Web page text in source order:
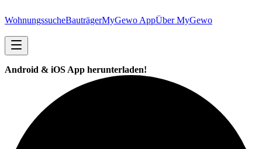
WohnungssucheBauträgerMyGewo AppÜber MyGewo
Android & iOS App herunterladen!